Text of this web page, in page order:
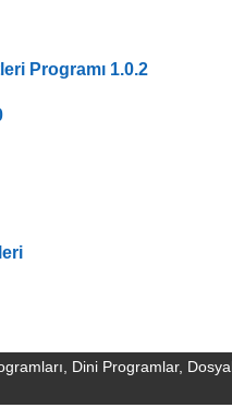
Programı 1.0.2
Dini Programlar,